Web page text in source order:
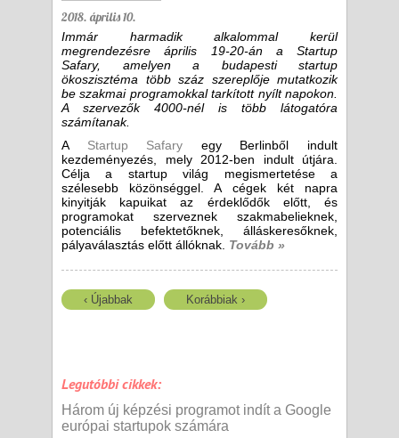
2018. április 10.
Immár harmadik alkalommal kerül
megrendezésre április 19-20-án a Startup
Safary, amelyen a budapesti startup
ökoszisztéma több száz szereplője mutatkozik
be szakmai programokkal tarkított nyílt napokon.
A szervezők 4000-nél is több látogatóra
számítanak.
A Startup Safary egy Berlinből indult
kezdeményezés, mely 2012-ben indult útjára.
Célja a startup világ megismertetése a
szélesebb közönséggel. A cégek két napra
kinyitják kapuikat az érdeklődők előtt, és
programokat szerveznek szakmabelieknek,
potenciális befektetőknek, álláskeresőknek,
pályaválasztás előtt állóknak. Tovább »
‹ Újabbak Korábbiak ›
Legutóbbi cikkek:
Három új képzési programot indít a Google
európai startupok számára